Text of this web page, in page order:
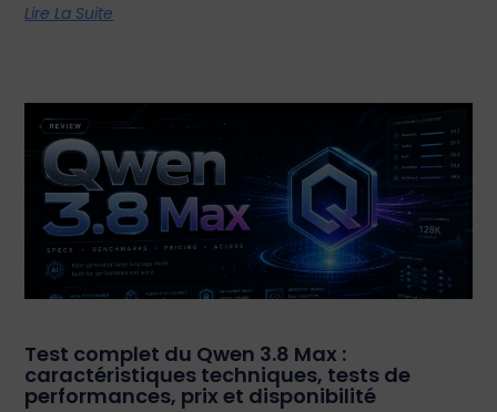
Lire La Suite
Test complet du Qwen 3.8 Max :
caractéristiques techniques, tests de
performances, prix et disponibilité